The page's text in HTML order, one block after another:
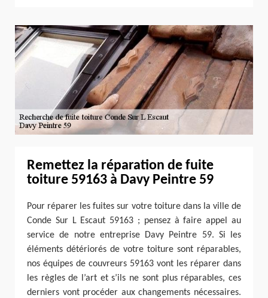
Remettez la réparation de fuite
toiture 59163 à Davy Peintre 59
Pour réparer les fuites sur votre toiture dans la ville de
Conde Sur L Escaut 59163 ; pensez à faire appel au
service de notre entreprise Davy Peintre 59. Si les
éléments détériorés de votre toiture sont réparables,
nos équipes de couvreurs 59163 vont les réparer dans
les règles de l’art et s’ils ne sont plus réparables, ces
derniers vont procéder aux changements nécessaires.